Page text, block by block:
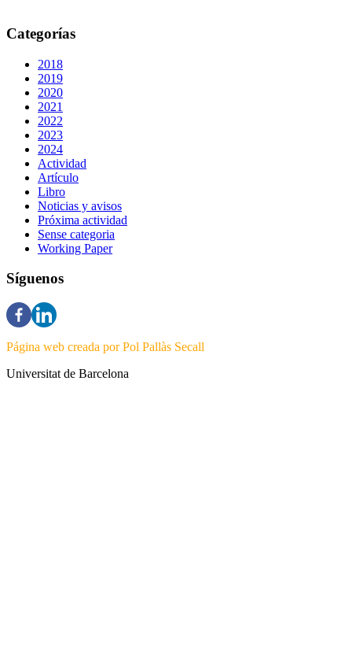
Categorías
2018
2019
2020
2021
2022
2023
2024
Actividad
Artículo
Libro
Noticias y avisos
Próxima actividad
Sense categoria
Working Paper
Síguenos
Página web creada por Pol Pallàs Secall
Universitat de Barcelona